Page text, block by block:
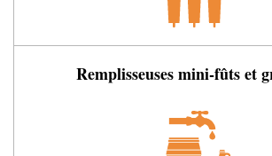
Remplisseuses mini-fûts et